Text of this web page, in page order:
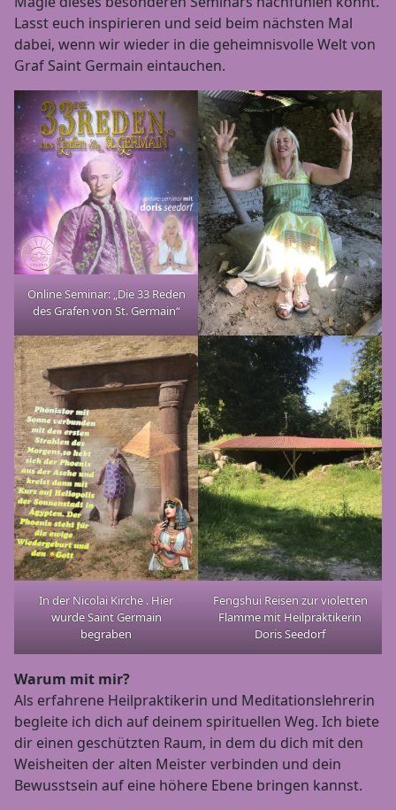
Lasst euch inspirieren und seid beim nächsten Mal
dabei, wenn wir wieder in die geheimnisvolle Welt von
Graf Saint Germain eintauchen.
Online Seminar: „Die 33 Reden
des Grafen von St. Germain“
In der Nicolai Kirche . Hier
wurde Saint Germain
begraben
Fengshui Reisen zur violetten
Flamme mit Heilpraktikerin
Doris Seedorf
Warum mit mir?
Als erfahrene Heilpraktikerin und Meditationslehrerin
begleite ich dich auf deinem spirituellen Weg. Ich biete
dir einen geschützten Raum, in dem du dich mit den
Weisheiten der alten Meister verbinden und dein
Bewusstsein auf eine höhere Ebene bringen kannst.